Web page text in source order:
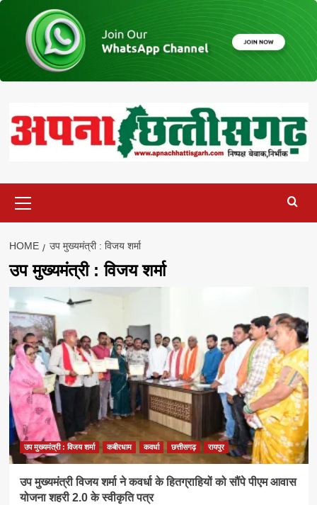
content
Menu
HOME उप मुख्यमंत्री : विजय शर्मा
उप मुख्यमंत्री : विजय शर्मा
उप मुख्यमंत्री : विजय शर्मा कबीरधाम कवर्धा छत्तीसगढ़ रायपुर
उप मुख्यमंत्री विजय शर्मा ने कवर्धा के हितग्राहियों को सौंपे पीएम आवास
योजना शहरी 2.0 के स्वीकृति पत्र